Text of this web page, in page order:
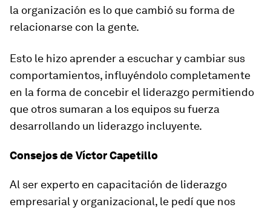
la organización es lo que cambió su forma de
relacionarse con la gente.
Esto le hizo aprender a escuchar y cambiar sus
comportamientos, influyéndolo completamente
en la forma de concebir el liderazgo permitiendo
que otros sumaran a los equipos su fuerza
desarrollando un liderazgo incluyente.
Consejos de Víctor Capetillo
Al ser experto en capacitación de liderazgo
empresarial y organizacional, le pedí que nos